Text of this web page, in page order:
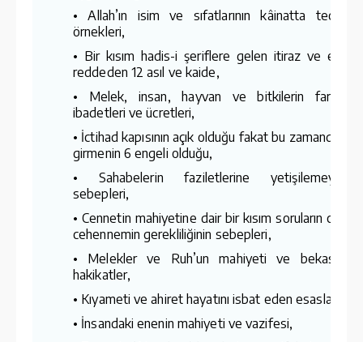
• Allah’ın isim ve sıfatlarının kâinatta
örnekleri,
• Bir kısım hadis-i şeriflere gelen itiraz ve
reddeden 12 asıl ve kaide,
• Melek, insan, hayvan ve bitkilerin farklı
ibadetleri ve ücretleri,
• İctihad kapısının açık olduğu fakat bu zamanda
girmenin 6 engeli olduğu,
• Sahabelerin faziletlerine
sebepleri,
• Cennetin mahiyetine dair bir kısım soruların
cehennemin gerekliliğinin sebepleri,
• Melekler ve Ruh’un mahiyeti ve bekasına
hakikatler,
• Kıyameti ve ahiret hayatını isbat eden esaslar,
• İnsandaki enenin mahiyeti ve vazifesi,